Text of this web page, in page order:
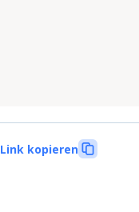
Link kopieren